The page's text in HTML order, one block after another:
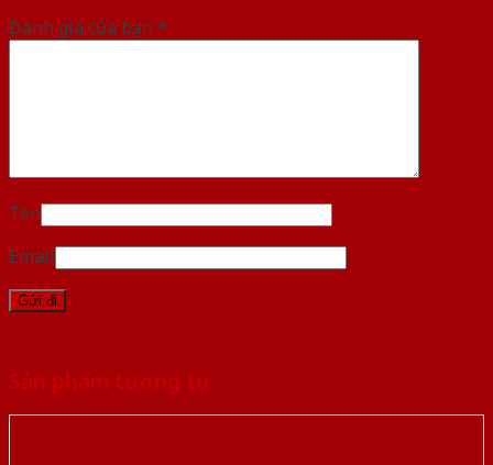
Đánh giá của bạn *
Tên
Email
Sản phẩm tương tự